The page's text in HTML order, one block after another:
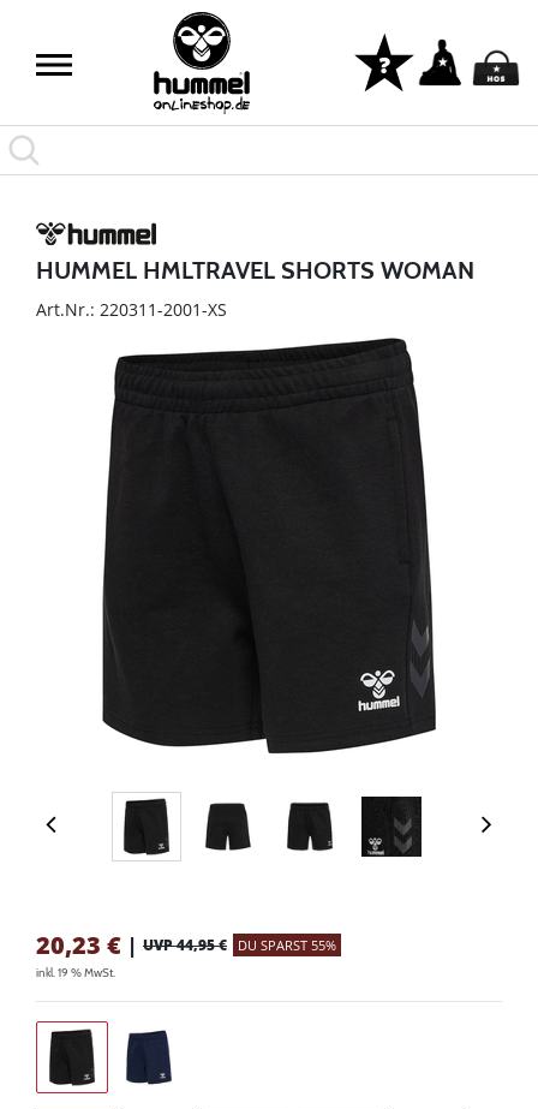
HUMMEL HMLTRAVEL SHORTS WOMAN
Art.Nr.: 220311-2001-XS
20,23 € | UVP 44,95 € DU SPARST 55%
inkl. 19 % MwSt.